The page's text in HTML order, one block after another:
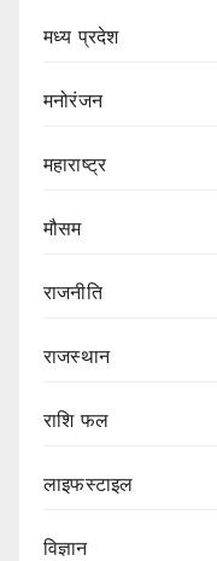
मध्य प्रदेश
मनोरंजन
महाराष्ट्र
मौसम
राजनीति
राजस्थान
राशि फल
लाइफस्टाइल
विज्ञान